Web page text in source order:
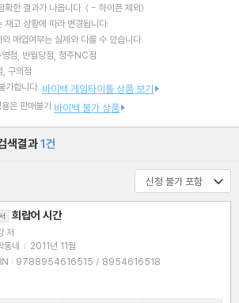
한 결과가 나옵니다. ( - 하이픈 제외)
재고 상황에 따라 변경됩니다.
매입여부는 실제와 다를 수 있습니다.
점, 반월당점, 청주NC점
구의점
가합니다. 바이백 게임타이틀 상품 보기
은 판매불가 바이백 불가 상품
색결과1건
희랍어 시간
저
동네 | 2011년 11월
ISBN : 9788954616515 / 8954616518